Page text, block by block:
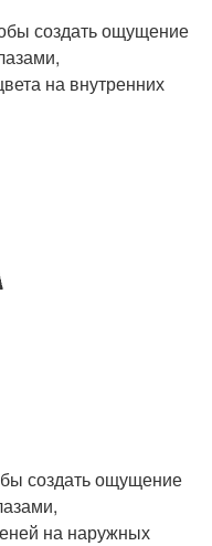
создать ощущение
на внутренних
создать ощущение
на наружных